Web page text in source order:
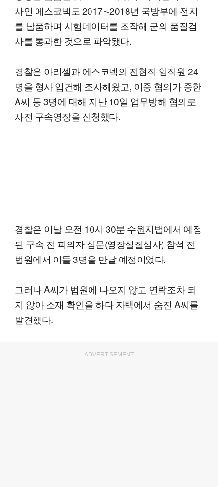
사인 에스코넥도 2017∼2018년 국방부에 전지
를 납품하며 시험데이터를 조작해 군의 품질검
사를 통과한 것으로 파악됐다.
경찰은 아리셀과 에스코넥의 전현직 임직원 24
명을 형사 입건해 조사해왔고, 이중 혐의가 중한
A씨 등 3명에 대해 지난 10일 업무방해 혐의로
사전 구속영장을 신청했다.
경찰은 이날 오전 10시 30분 수원지법에서 예정
된 구속 전 피의자 심문(영장실질심사) 참석 전
법원에서 이들 3명을 만날 예정이었다.
그러나 A씨가 법원에 나오지 않고 연락조차 되
지 않아 소재 확인을 하다 자택에서 숨진 A씨를
발견했다.
ADVERTISEMENT